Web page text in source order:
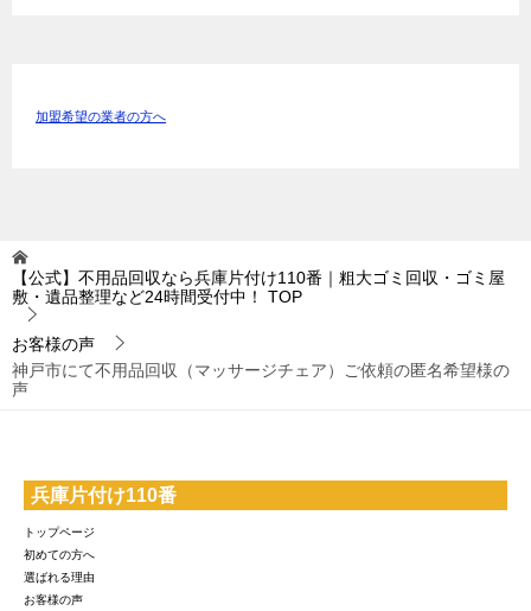
加盟希望の業者の方へ
【公式】不用品回収なら兵庫片付け110番｜粗大ゴミ回収・ゴミ屋
敷・遺品整理など24時間受付中！
TOP
お客様の声
神戸市にて不用品回収（マッサージチェア）ご依頼の匿名希望様の
声
兵庫片付け110番
トップページ
初めての方へ
選ばれる理由
お客様の声